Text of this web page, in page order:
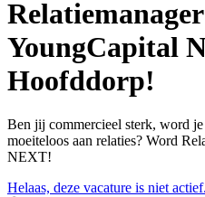
YoungCapital
Hoofddorp!
Ben jij commercieel sterk, word
moeiteloos aan relaties? Word
NEXT!
Helaas, deze vacature is niet actief.